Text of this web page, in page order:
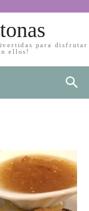
para disfrutar
ellos!